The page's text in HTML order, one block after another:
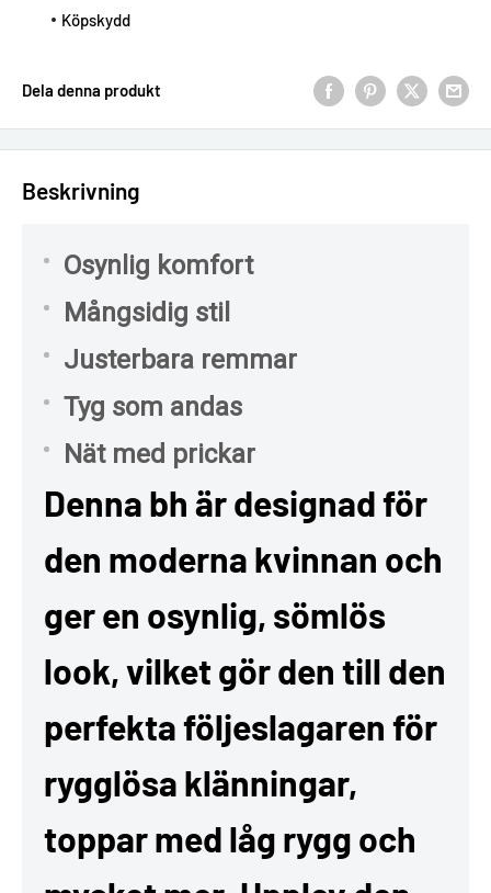
Köpskydd
Dela denna produkt
Beskrivning
Osynlig komfort
Mångsidig stil
Justerbara remmar
Tyg som andas
Nät med prickar
Denna bh är designad för
den moderna kvinnan och
ger en osynlig, sömlös
look, vilket gör den till den
perfekta följeslagaren för
rygglösa klänningar,
toppar med låg rygg och